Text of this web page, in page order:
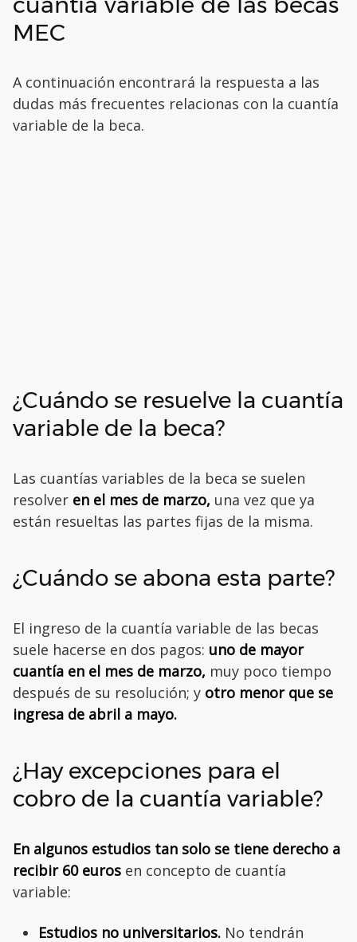
MEC
A continuación encontrará la respuesta a las
dudas más frecuentes relacionas con la cuantía
variable de la beca.
¿Cuándo se resuelve la cuantía
variable de la beca?
Las cuantías variables de la beca se suelen
resolver en el mes de marzo, una vez que ya
están resueltas las partes fijas de la misma.
¿Cuándo se abona esta parte?
El ingreso de la cuantía variable de las becas
suele hacerse en dos pagos: uno de mayor
cuantía en el mes de marzo, muy poco tiempo
después de su resolución; y otro menor que se
ingresa de abril a mayo.
¿Hay excepciones para el
cobro de la cuantía variable?
En algunos estudios tan solo se tiene derecho a
recibir 60 euros en concepto de cuantía
variable:
Estudios no universitarios. No tendrán